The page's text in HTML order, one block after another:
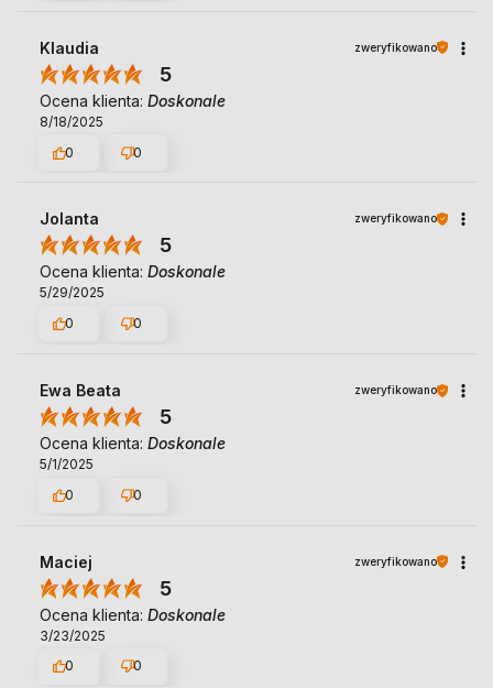
Klaudia zweryfikowano
5
Ocena klienta: Doskonale
8/18/2025
0
0
Jolanta zweryfikowano
5
Ocena klienta: Doskonale
5/29/2025
0
0
Ewa Beata zweryfikowano
5
Ocena klienta: Doskonale
5/1/2025
0
0
Maciej zweryfikowano
5
Ocena klienta: Doskonale
3/23/2025
0
0